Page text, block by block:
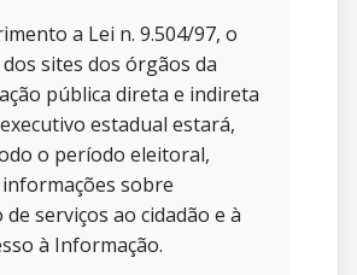
a Lei n. 9.504/97, o
sites dos órgãos da
pública direta e indireta
estadual estará,
o período eleitoral,
sobre
serviços ao cidadão e à
à Informação.